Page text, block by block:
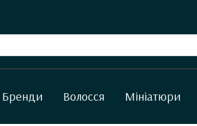
Бренди Волосся Мініатюри